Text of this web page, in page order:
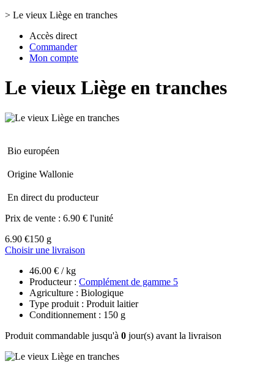
> Le vieux Liège en tranches
Accès direct
Commander
Mon compte
Le vieux Liège en tranches
Bio européen
Origine Wallonie
En direct du producteur
Prix de vente : 6.90 € l'unité
6.90 €150 g
Choisir une livraison
46.00 € / kg
Producteur : Complément de gamme 5
Agriculture : Biologique
Type produit : Produit laitier
Conditionnement : 150 g
Produit commandable jusqu'à 0 jour(s) avant la livraison